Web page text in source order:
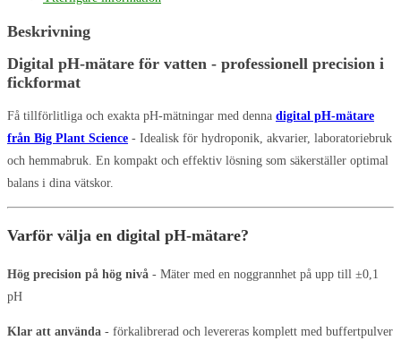
Beskrivning
Digital pH-mätare för vatten - professionell precision i
fickformat
Få tillförlitliga och exakta pH-mätningar med denna digital pH-mätare
från Big Plant Science - Idealisk för hydroponik, akvarier, laboratoriebruk
och hemmabruk. En kompakt och effektiv lösning som säkerställer optimal
balans i dina vätskor.
Varför välja en digital pH-mätare?
Hög precision på hög nivå - Mäter med en noggrannhet på upp till ±0,1
pH
Klar att använda - förkalibrerad och levereras komplett med buffertpulver